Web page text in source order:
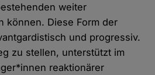
weiter
können. Diese Form der
und progressiv.
zu stellen, unterstützt im
reaktionärer